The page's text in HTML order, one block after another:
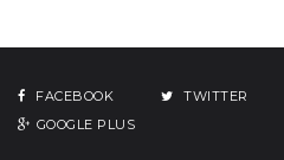
FACEBOOK TWITTER
GOOGLE PLUS